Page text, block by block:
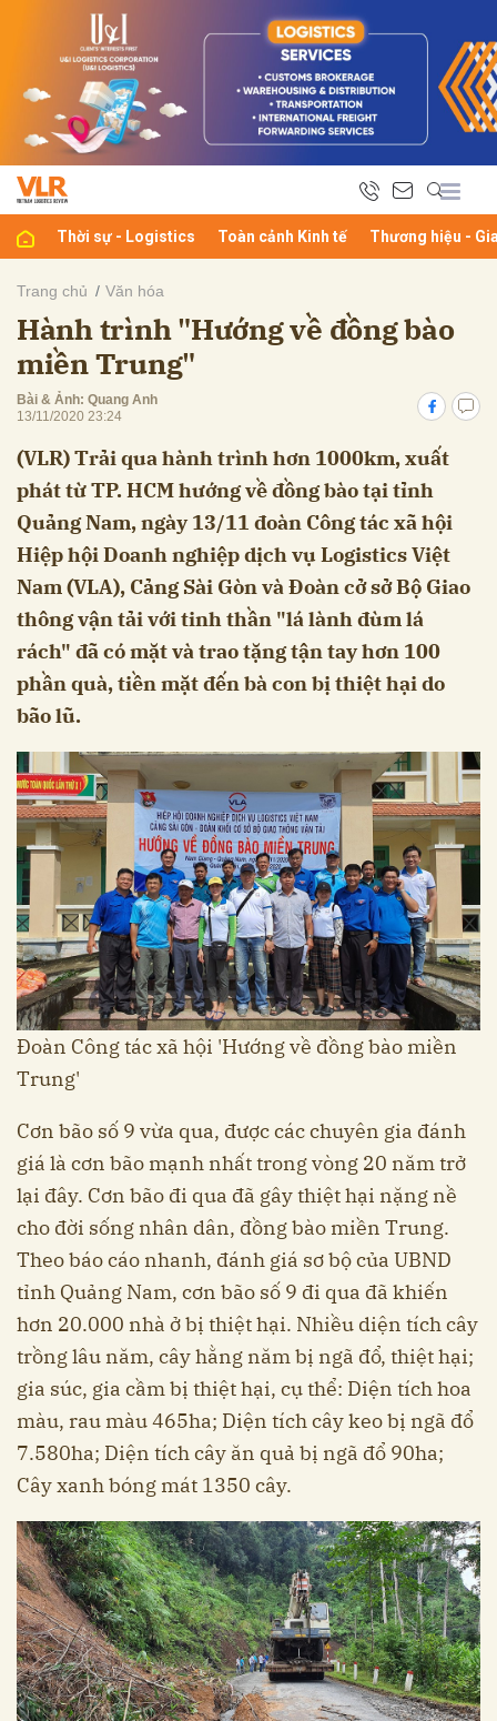
Thời sự - Logistics Toàn cảnh Kinh tế Thương hiệu -
Trang chủ Văn hóa
Hành trình "Hướng về đồng bào
miền Trung"
Bài & Ảnh: Quang Anh
13/11/2020 23:24
(VLR) Trải qua hành trình hơn 1000km, xuất
phát từ TP. HCM hướng về đồng bào tại tỉnh
Quảng Nam, ngày 13/11 đoàn Công tác xã hội
Hiệp hội Doanh nghiệp dịch vụ Logistics Việt
Nam (VLA), Cảng Sài Gòn và Đoàn cở sở Bộ Giao
thông vận tải với tinh thần "lá lành đùm lá
rách" đã có mặt và trao tặng tận tay hơn 100
phần quà, tiền mặt đến bà con bị thiệt hại do
bão lũ.
Đoàn Công tác xã hội 'Hướng về đồng bào miền
Trung'
Cơn bão số 9 vừa qua, được các chuyên gia đánh
giá là cơn bão mạnh nhất trong vòng 20 năm trở
lại đây. Cơn bão đi qua đã gây thiệt hại nặng nề
cho đời sống nhân dân, đồng bào miền Trung.
Theo báo cáo nhanh, đánh giá sơ bộ của UBND
tỉnh Quảng Nam, cơn bão số 9 đi qua đã khiến
hơn 20.000 nhà ở bị thiệt hại. Nhiều diện tích cây
trồng lâu năm, cây hằng năm bị ngã đổ, thiệt hại;
gia súc, gia cầm bị thiệt hại, cụ thể: Diện tích hoa
màu, rau màu 465ha; Diện tích cây keo bị ngã đổ
7.580ha; Diện tích cây ăn quả bị ngã đổ 90ha;
Cây xanh bóng mát 1350 cây.
luận
Hủy